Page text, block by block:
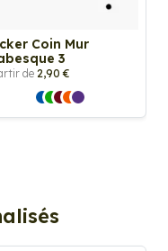
Coin Mur
3
de 2,90 €